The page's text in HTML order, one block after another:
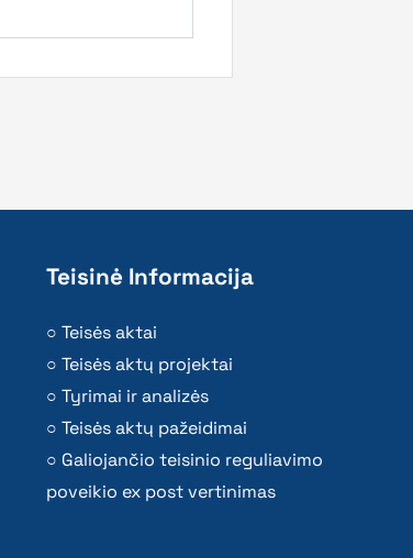
Teisinė Informacija
Teisės aktai
Teisės aktų projektai
Tyrimai ir analizės
Teisės aktų pažeidimai
Galiojančio teisinio reguliavimo
poveikio ex post vertinimas